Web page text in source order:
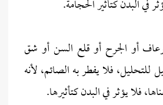
في البدن كتأثير الحجامة.
أو الجرح أو قلع السن أو شق
للتحليل، فلا يفطر به الصائم، لأنه
فلا يؤثر في البدن كتأثيرها.